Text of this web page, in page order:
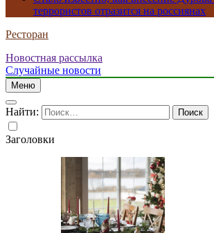
террористов отразится на россиянах
Ресторан
Новостная рассылка
Случайные новости
Меню
Найти:
Заголовки